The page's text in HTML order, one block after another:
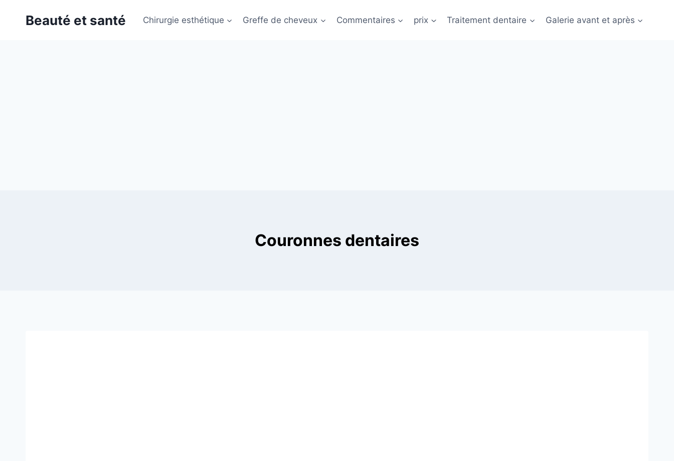
Beauté et santé Chirurgie esthétique Greffe de cheveux Commentaires prix Traitement dentaire Galerie avant et après
Couronnes dentaires